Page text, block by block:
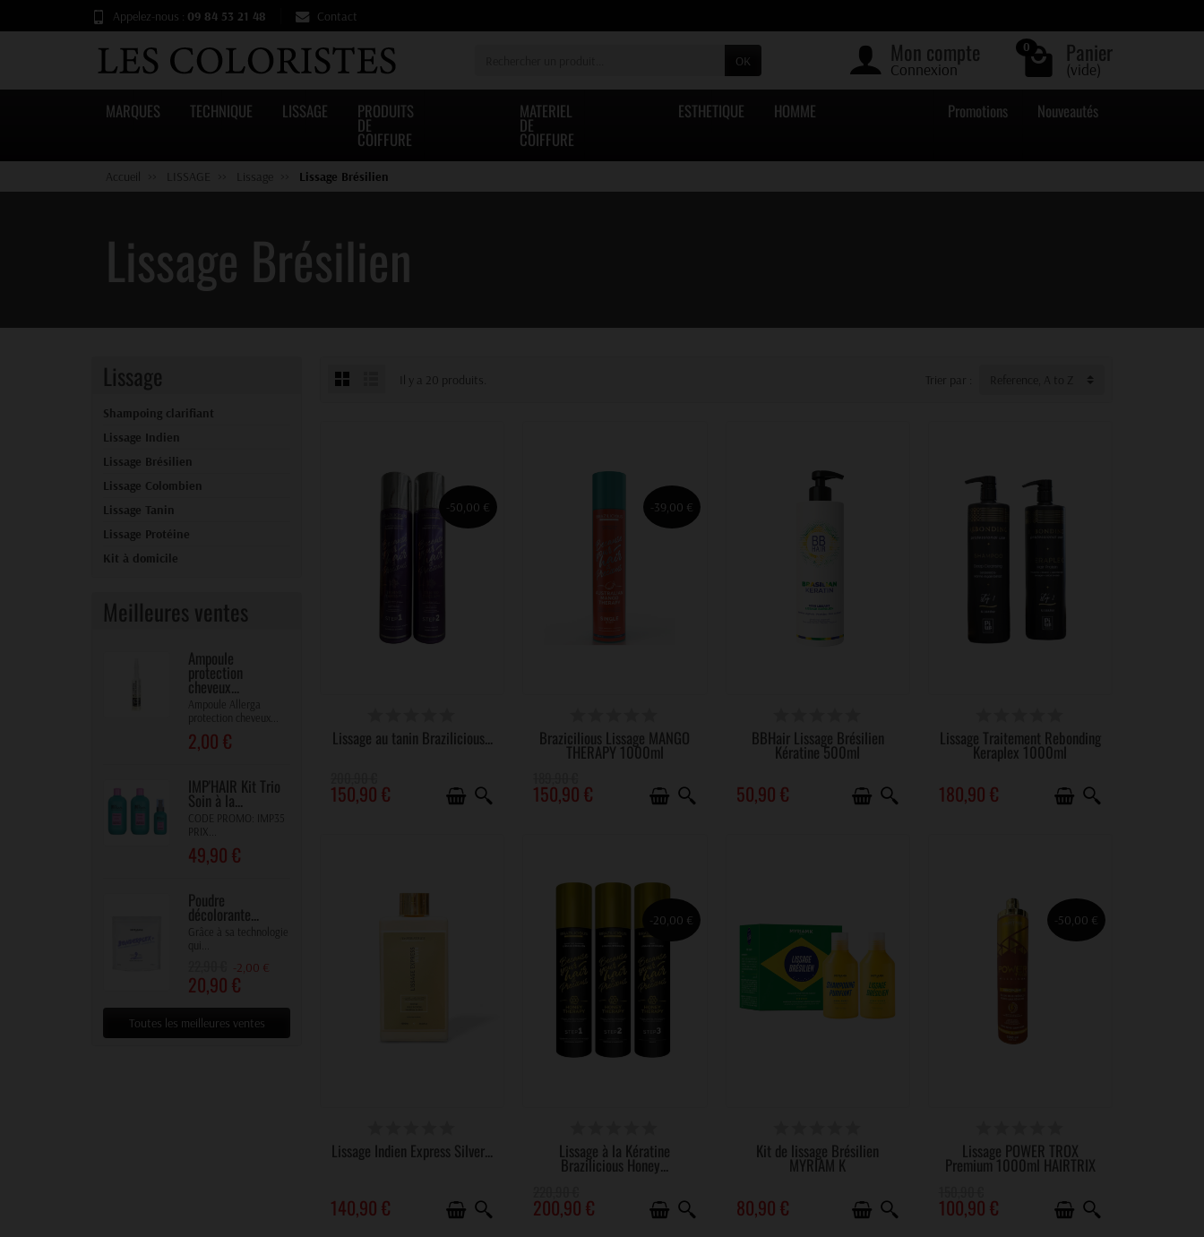
Appelez-nous : 09 84 53 21 48 Contact
OK Mon compte
Connexion
0 Panier
(vide)
MARQUES TECHNIQUE LISSAGE PRODUITS
DE
COIFFURE
MATERIEL
DE
COIFFURE
ESTHETIQUE HOMME Promotions Nouveautés
Accueil LISSAGE Lissage Lissage Brésilien
Lissage Brésilien
Lissage
Shampoing clarifiant
Lissage Indien
Lissage Brésilien
Lissage Colombien
Lissage Tanin
Lissage Protéine
Kit à domicile
Meilleures ventes
Ampoule
protection
cheveux...
Ampoule Allerga
protection cheveux...
2,00 €
IMP'HAIR Kit Trio
Soin à la...
CODE PROMO: IMP35
PRIX...
49,90 €
Poudre
décolorante...
Grâce à sa technologie
qui...
-2,00 €
20,90 €
Toutes les meilleures ventes
Il y a 20 produits. Trier par : Reference, A to Z
-50,00 €
Lissage au tanin Brazilicious...
150,90 €
-39,00 €
Brazicilious Lissage MANGO
THERAPY 1000ml
150,90 €
BBHair Lissage Brésilien
Kératine 500ml
50,90 €
Lissage Traitement Rebonding
Keraplex 1000ml
180,90 €
Lissage Indien Express Silver...
140,90 €
-20,00 €
Lissage à la Kératine
Brazilicious Honey...
200,90 €
Kit de lissage Brésilien
MYRIAM K
80,90 €
-50,00 €
Lissage POWER TROX
Premium 1000ml HAIRTRIX
100,90 €